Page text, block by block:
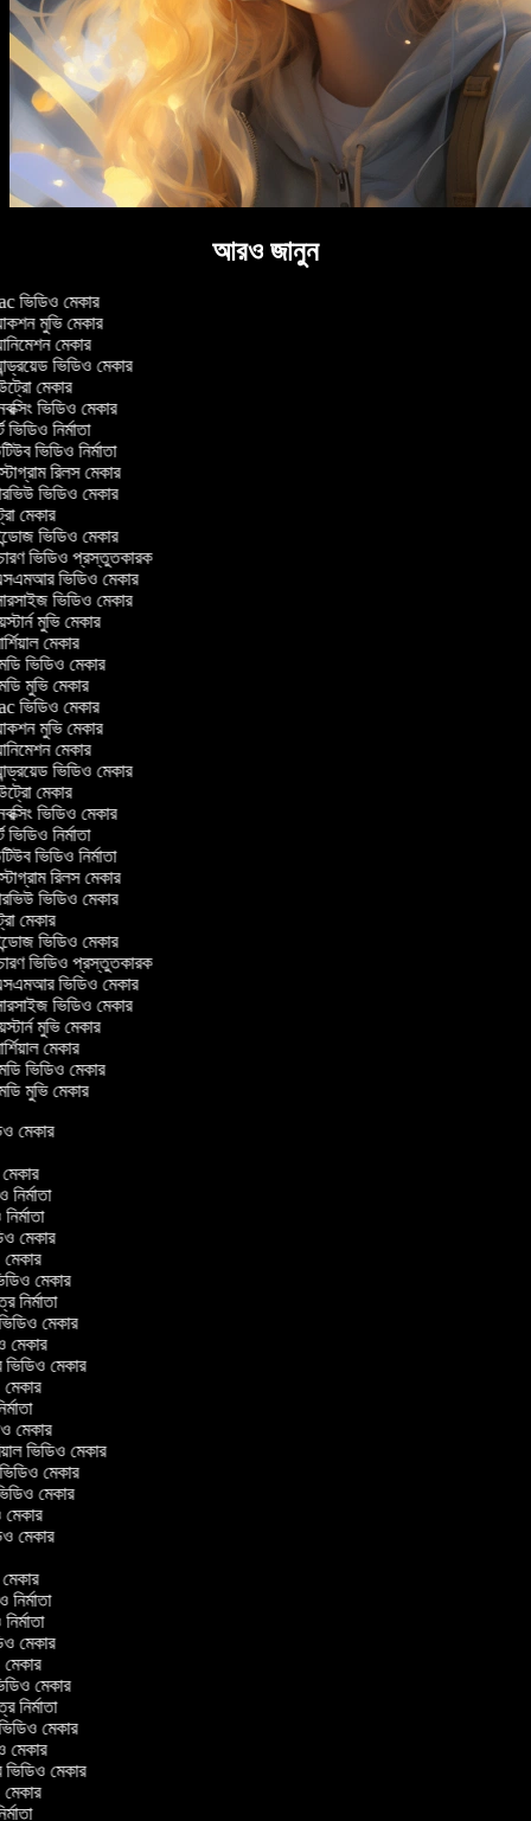
আরও জানুন
ভিডিও মেকার
মুভি মেকার
মেকার
ভিডিও মেকার
মেকার
ভিডিও মেকার
নির্মাতা
ভিডিও নির্মাতা
রিলস মেকার
ভিডিও মেকার
মেকার
ভিডিও মেকার
ভিডিও প্রস্তুতকারক
ভিডিও মেকার
ভিডিও মেকার
মুভি মেকার
মেকার
ভিডিও মেকার
মুভি মেকার
ভিডিও মেকার
মুভি মেকার
মেকার
ভিডিও মেকার
মেকার
ভিডিও মেকার
নির্মাতা
ভিডিও নির্মাতা
রিলস মেকার
ভিডিও মেকার
মেকার
ভিডিও মেকার
ভিডিও প্রস্তুতকারক
ভিডিও মেকার
ভিডিও মেকার
মুভি মেকার
মেকার
ভিডিও মেকার
মুভি মেকার
মেকার
মেকার
নির্মাতা
মেকার
মেকার
মেকার
নির্মাতা
ভিডিও মেকার
মেকার
ভিডিও মেকার
মেকার
মেকার
ভিডিও মেকার
মেকার
মেকার
মেকার
মেকার
মেকার
নির্মাতা
মেকার
মেকার
মেকার
নির্মাতা
ভিডিও মেকার
মেকার
ভিডিও মেকার
মেকার